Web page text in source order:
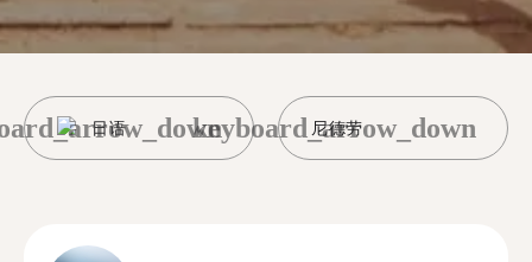
日语 尼德劳
keyboard_arrow_down